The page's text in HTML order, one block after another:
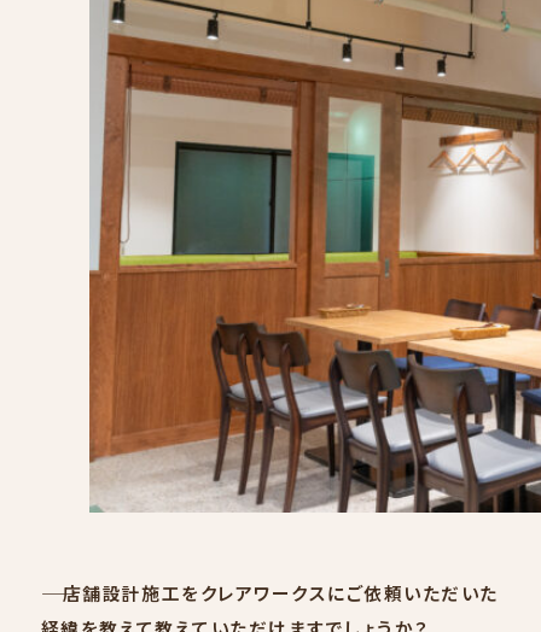
NEWS
―― 店舗設計施工をクレアワークスにご依頼いただいた